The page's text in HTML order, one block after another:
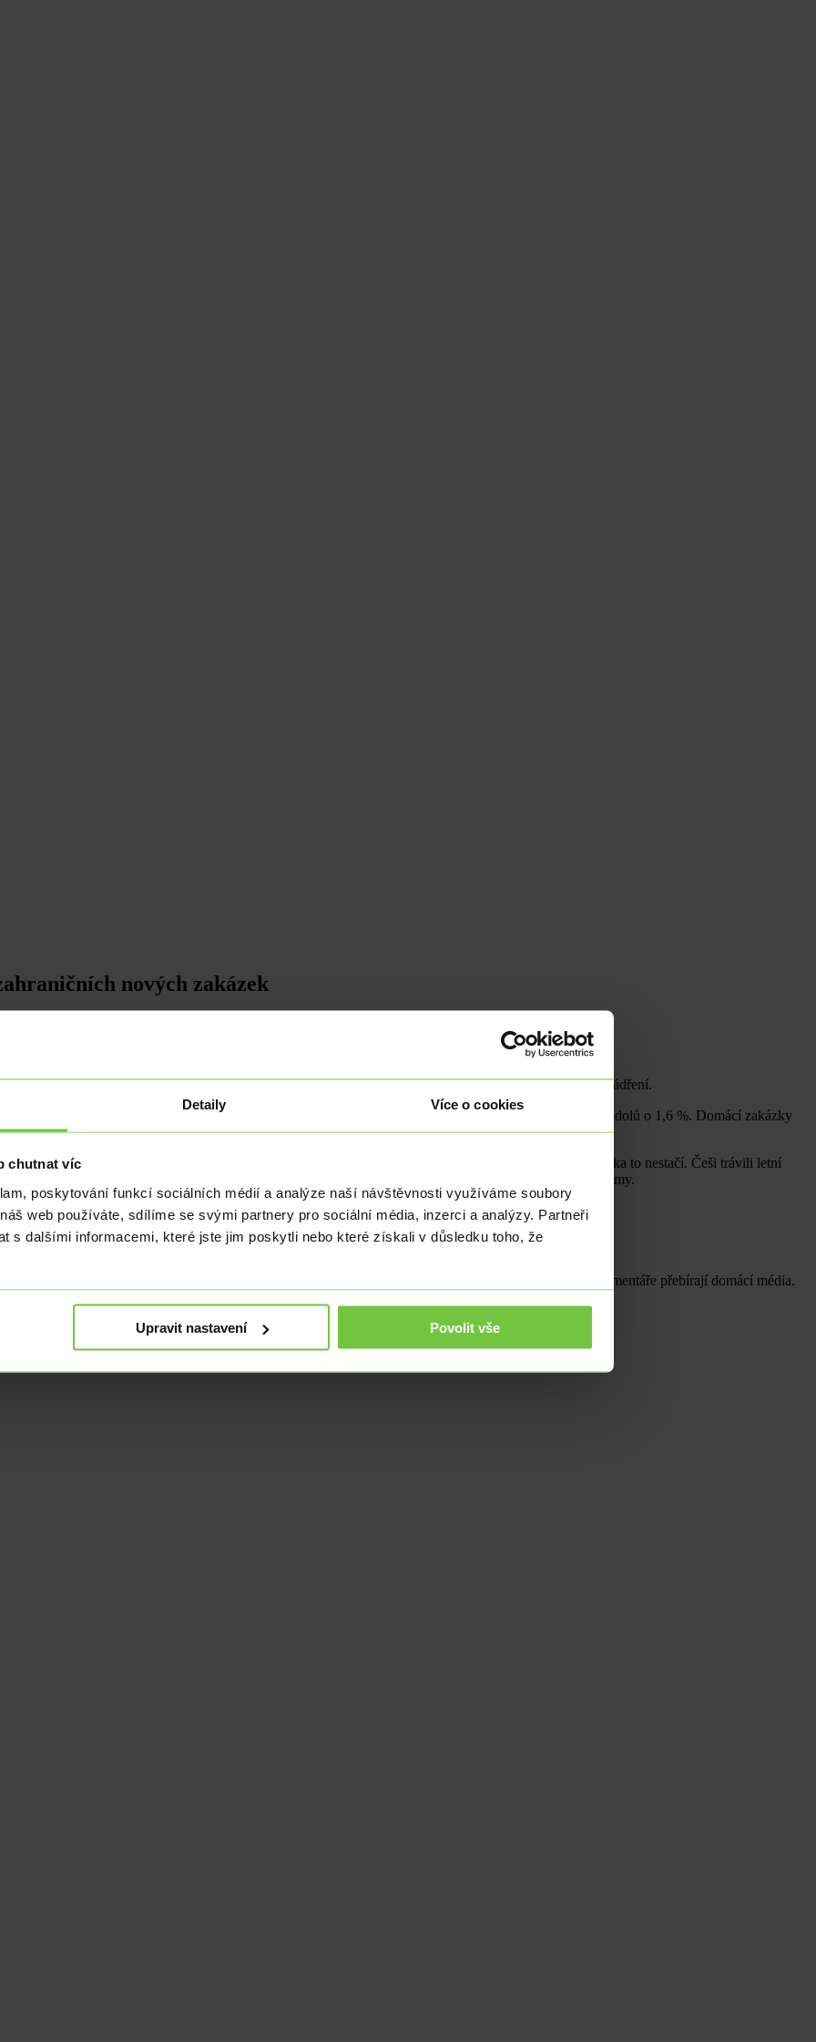
Detaily Více o cookies
chutnat víc
poskytování funkcí sociálních médií a analýze naší návštěvnosti využíváme soubory
web používáte, sdílíme se svými partnery pro sociální média, inzerci a analýzy. Partneři
s dalšími informacemi, které jste jim poskytli nebo které získali v důsledku toho, že
Upravit nastavení Povolit vše
nových zakázek
předešlému měsíci naopak vzrostl o 5,7 %. Nové zakázky klesly o 3,6 %.
je to vidět na snižujícím se meziročním poklesu produkce, ale také na slušném růstu v meziměsíčním vyjádření.
do budoucna. Jejich hodnota meziročně klesla o 3,6 %, přičemž nové zakázky ze zahraničí šly dolů o 1,6 %. Domácí zakázky
motorových vozidel a strojů a zařízení.
oživení zahraniční poptávky. I když podle posledních čísel domácí spotřebitelská poptávka roste, zdaleka to nestačí. Češi trávili letní
obchodníků, ale nyní je třeba zajistit, aby čeští spotřebitelé neodsouvali nákupy z obav o budoucí příjmy.
od roku 2008. Jeho doménou jsou analýzy makroekonomických údajů, mezinárodní politika a jeho komentáře přebírají domácí média.